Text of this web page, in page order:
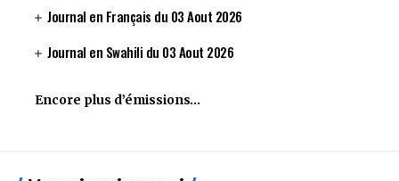
Journal en Français du 03 Aout 2026
Journal en Swahili du 03 Aout 2026
Encore plus d’émissions…